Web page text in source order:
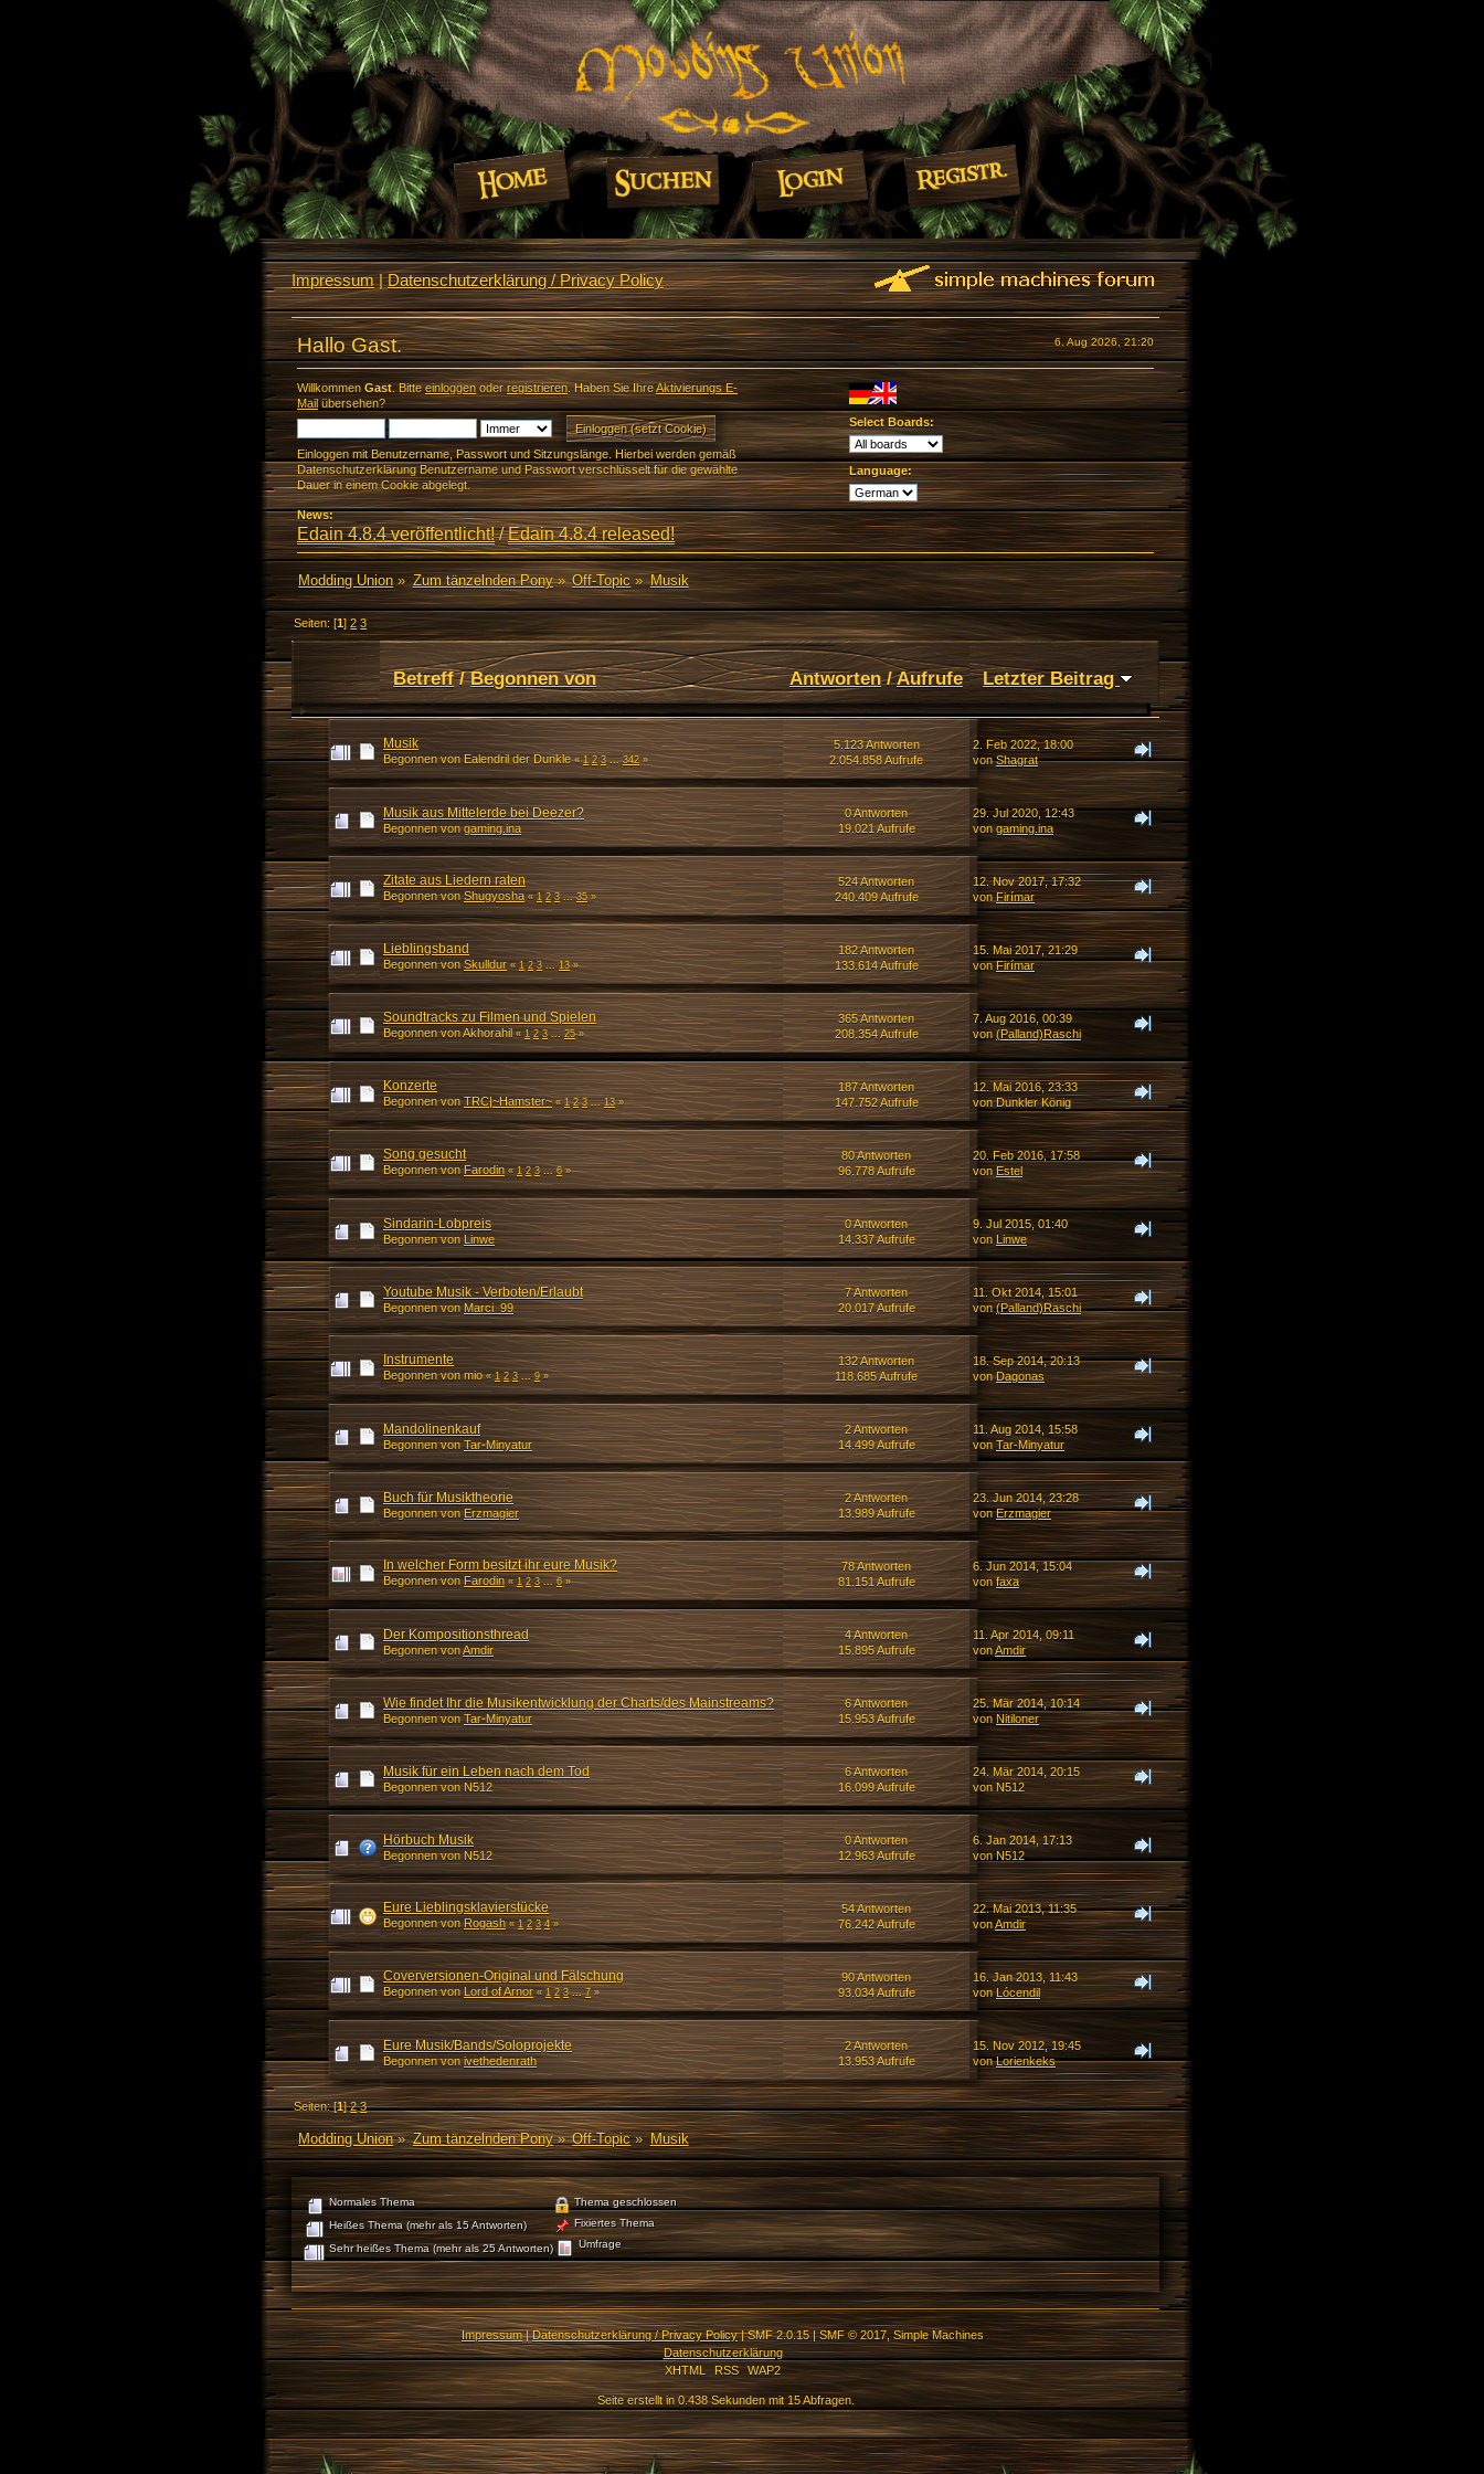
Impressum|Datenschutzerklärung / Privacy Policy
6. Aug 2026, 21:20
Hallo Gast.
Willkommen Gast. Bitte einloggenoderregistrieren. Haben Sie IhreAktivierungs E-
Mailübersehen?
Einloggen mit Benutzername, Passwort und Sitzungslänge. Hierbei werden gemäß
Datenschutzerklärung Benutzername und Passwort verschlüsselt für die gewählte
Dauer in einem Cookie abgelegt.
Select Boards:
Language:
News:
Edain 4.8.4 veröffentlicht!/Edain 4.8.4 released!
Modding Union» Zum tänzelnden Pony» Off-Topic » Musik
Seiten: [1]2 3
Betreff/Begonnen von Antworten/Aufrufe Letzter Beitrag
Musik
Begonnen von Ealendril der Dunkle«1 2 3 ...342»
5.123 Antworten
2.054.858 Aufrufe
2. Feb 2022, 18:00
vonShagrat
Musik aus Mittelerde bei Deezer?
Begonnen von gaming.ina
0 Antworten
19.021 Aufrufe
29. Jul 2020, 12:43
vongaming.ina
Zitate aus Liedern raten
Begonnen von Shugyosha «1 2 3 ...35»
524 Antworten
240.409 Aufrufe
12. Nov 2017, 17:32
vonFirímar
Lieblingsband
Begonnen von Skulldur «1 2 3 ...13»
182 Antworten
133.614 Aufrufe
15. Mai 2017, 21:29
vonFirímar
Soundtracks zu Filmen und Spielen
Begonnen von Akhorahil«1 2 3 ...25»
365 Antworten
208.354 Aufrufe
7. Aug 2016, 00:39
von (Palland)Raschi
Konzerte
Begonnen von TRC|~Hamster~ «1 2 3 ...13»
187 Antworten
147.752 Aufrufe
12. Mai 2016, 23:33
von Dunkler König
Song gesucht
Begonnen von Farodin «1 2 3 ...6»
80 Antworten
96.778 Aufrufe
20. Feb 2016, 17:58
vonEstel
Sindarin-Lobpreis
Begonnen von Linwe
0 Antworten
14.337 Aufrufe
9. Jul 2015, 01:40
vonLinwe
Youtube Musik - Verboten/Erlaubt
Begonnen von Marci_99
7 Antworten
20.017 Aufrufe
11. Okt 2014, 15:01
von(Palland)Raschi
Instrumente
Begonnen von mio«1 2 3 ...9»
132 Antworten
118.685 Aufrufe
18. Sep 2014, 20:13
vonDagonas
Mandolinenkauf
Begonnen von Tar-Minyatur
2 Antworten
14.499 Aufrufe
11. Aug 2014, 15:58
von Tar-Minyatur
Buch für Musiktheorie
Begonnen von Erzmagier
2 Antworten
13.989 Aufrufe
23. Jun 2014, 23:28
vonErzmagier
In welcher Form besitzt ihr eure Musik?
Begonnen von Farodin «1 2 3 ...6»
78 Antworten
81.151 Aufrufe
6. Jun 2014, 15:04
vonfaxa
Der Kompositionsthread
Begonnen vonAmdir
4 Antworten
15.895 Aufrufe
11. Apr 2014, 09:11
vonAmdir
Wie findet Ihr die Musikentwicklung der Charts/des Mainstreams?
Begonnen von Tar-Minyatur
6 Antworten
15.953 Aufrufe
25. Mär 2014, 10:14
vonNitiloner
Musik für ein Leben nach dem Tod
Begonnen von N512
6 Antworten
16.099 Aufrufe
24. Mär 2014, 20:15
von N512
Hörbuch Musik
Begonnen von N512
0 Antworten
12.963 Aufrufe
6. Jan 2014, 17:13
von N512
Eure Lieblingsklavierstücke
Begonnen von Rogash «1 2 3 4»
54 Antworten
76.242 Aufrufe
22. Mai 2013, 11:35
vonAmdir
Coverversionen-Original und Fälschung
Begonnen von Lord of Arnor «1 2 3 ...7»
90 Antworten
93.034 Aufrufe
16. Jan 2013, 11:43
vonLócendil
Eure Musik/Bands/Soloprojekte
Begonnen von ivethedenrath
2 Antworten
13.953 Aufrufe
15. Nov 2012, 19:45
vonLorienkeks
Seiten: [1]2 3
Modding Union» Zum tänzelnden Pony» Off-Topic» Musik
Normales Thema
Heißes Thema (mehr als 15 Antworten)
Sehr heißes Thema (mehr als 25 Antworten)
Thema geschlossen
Fixiertes Thema
Umfrage
Impressum|Datenschutzerklärung / Privacy Policy|SMF 2.0.15|SMF © 2017,Simple Machines
Datenschutzerklärung
XHTML
RSS WAP2
Seite erstellt in 0.438 Sekunden mit 15 Abfragen.